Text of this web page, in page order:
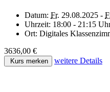
Datum: Fr. 29.08.2025 -
Uhrzeit: 18:00 - 21:15
Ort: Digitales
3636,00 €
Kurs merken weitere Details